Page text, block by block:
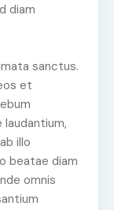
diam
sanctus.
et
illo
beatae diam
omnis